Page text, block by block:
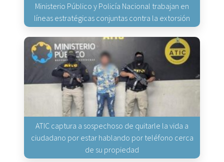
Ministerio Público y Policía Nacional trabajan en
líneas estratégicas conjuntas contra la extorsión
ATIC captura a sospechoso de quitarle la vida a
ciudadano por estar hablando por teléfono cerca
de su propiedad